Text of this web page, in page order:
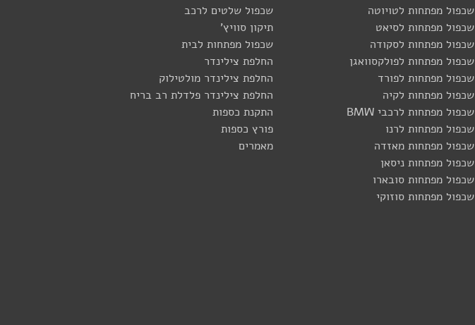
שכפול מפתחות לטויוטה
שכפול מפתחות לסיאט
שכפול מפתחות לסקודה
שכפול מפתחות לפולקסוואגן
שכפול מפתחות לפורד
שכפול מפתחות לקיה
שכפול מפתחות לרכבי BMW
שכפול מפתחות לרנו
שכפול מפתחות מאזדה
שכפול מפתחות ניסאן
שכפול מפתחות סובארו
שכפול מפתחות סוזוקי
שכפול שלטים לרכב
תיקון סוויץ'
שכפול מפתחות לבית
החלפת צילינדר
החלפת צילינדר מולטילוק
החלפת צילינדר פלדלת רב בריח
התקנת כספות
פורץ כספות
מאמרים